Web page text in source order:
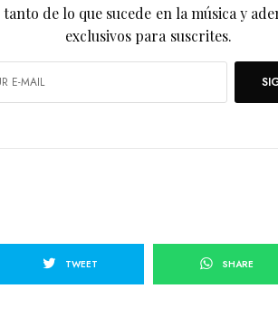
de lo que sucede en la música y
exclusivos para suscrites.
TWEET SHARE